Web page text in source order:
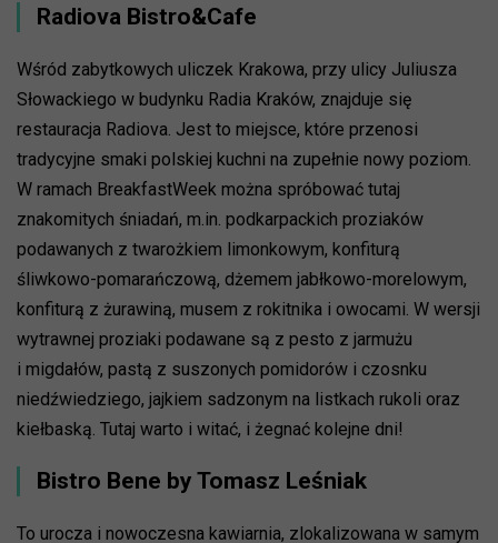
Radiova Bistro&Cafe
Wśród zabytkowych uliczek Krakowa, przy ulicy Juliusza
Słowackiego w budynku Radia Kraków, znajduje się
restauracja Radiova. Jest to miejsce, które przenosi
tradycyjne smaki polskiej kuchni na zupełnie nowy poziom.
W ramach BreakfastWeek można spróbować tutaj
znakomitych śniadań, m.in. podkarpackich proziaków
podawanych z twarożkiem limonkowym, konfiturą
śliwkowo-pomarańczową, dżemem jabłkowo-morelowym,
konfiturą z żurawiną, musem z rokitnika i owocami. W wersji
wytrawnej proziaki podawane są z pesto z jarmużu
i migdałów, pastą z suszonych pomidorów i czosnku
niedźwiedziego, jajkiem sadzonym na listkach rukoli oraz
kiełbaską. Tutaj warto i witać, i żegnać kolejne dni!
Bistro Bene by Tomasz Leśniak
To urocza i nowoczesna kawiarnia, zlokalizowana w samym